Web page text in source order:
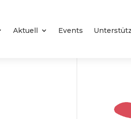
Aktuell Events